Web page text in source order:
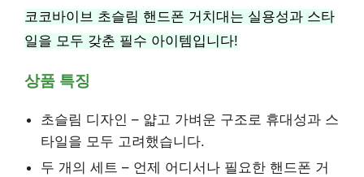
코코바이브 초슬림 핸드폰 거치대는 실용성과 스타
일을 모두 갖춘 필수 아이템입니다!
상품 특징
초슬림 디자인 – 얇고 가벼운 구조로 휴대성과 스
타일을 모두 고려했습니다.
두 개의 세트 – 언제 어디서나 필요한 핸드폰 거